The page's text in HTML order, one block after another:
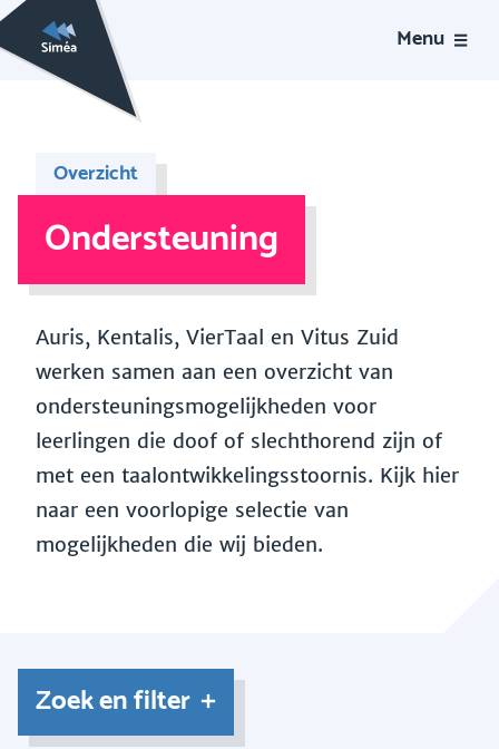
Menu
Overzicht
Ondersteuning
Auris, Kentalis, VierTaal en Vitus Zuid
werken samen aan een overzicht van
ondersteuningsmogelijkheden voor
leerlingen die doof of slechthorend zijn of
met een taalontwikkelingsstoornis. Kijk hier
naar een voorlopige selectie van
mogelijkheden die wij bieden.
Zoek en filter